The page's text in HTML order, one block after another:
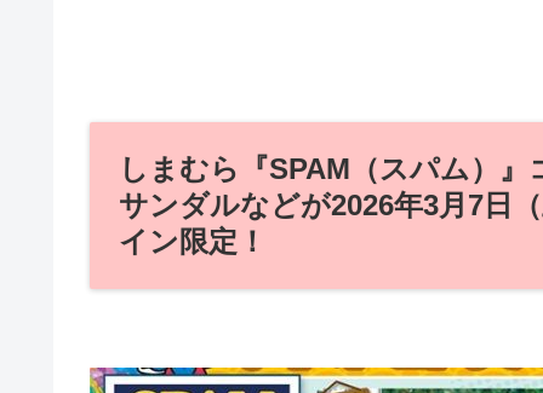
しまむら『SPAM（スパム）
サンダルなどが2026年3月7日
イン限定！